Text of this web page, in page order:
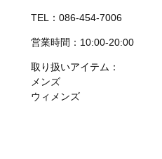
TEL：086-454-7006
営業時間：10:00-20:00
取り扱いアイテム：
メンズ
ウィメンズ